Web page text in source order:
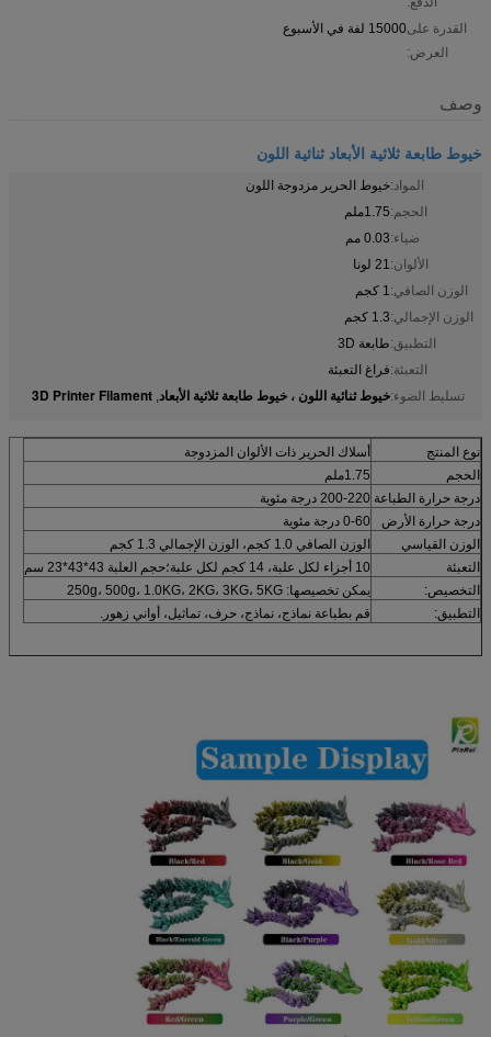
القدرة على
العرض:
15000 لفة في الأسبوع
وصف
خيوط طابعة ثلاثية الأبعاد ثنائية اللون
المواد:خيوط الحرير مزدوجة اللون
الحجم:1.75ملم
ضياء:0.03 مم
الألوان:21 لونا
الوزن الصافي:1 كجم
الوزن الإجمالي:1.3 كجم
التطبيق:طابعة 3D
التعبئة:فراغ التعبئة
تسليط الضوء:خيوط ثنائية اللون ، خيوط طابعة ثلاثية الأبعاد,
3D Printer Filament
نوع المنتج
أسلاك الحرير ذات الألوان المزدوجة
الحجم
1.75ملم
درجة حرارة الطباعة 200-220 درجة مئوية
درجة حرارة الأرض
0-60 درجة مئوية
الوزن القياسي
الوزن الصافي 1.0 كجم، الوزن الإجمالي 1.3 كجم
التعبئة
10 أجزاء لكل علبة، 14 كجم لكل علبة؛حجم العلبة 43*43*23 سم
التخصيص:
يمكن تخصيصها: 250g، 500g، 1.0KG، 2KG، 3KG، 5KG
التطبيق:
قم بطباعة نماذج، نماذج، حرف، تماثيل، أواني زهور.